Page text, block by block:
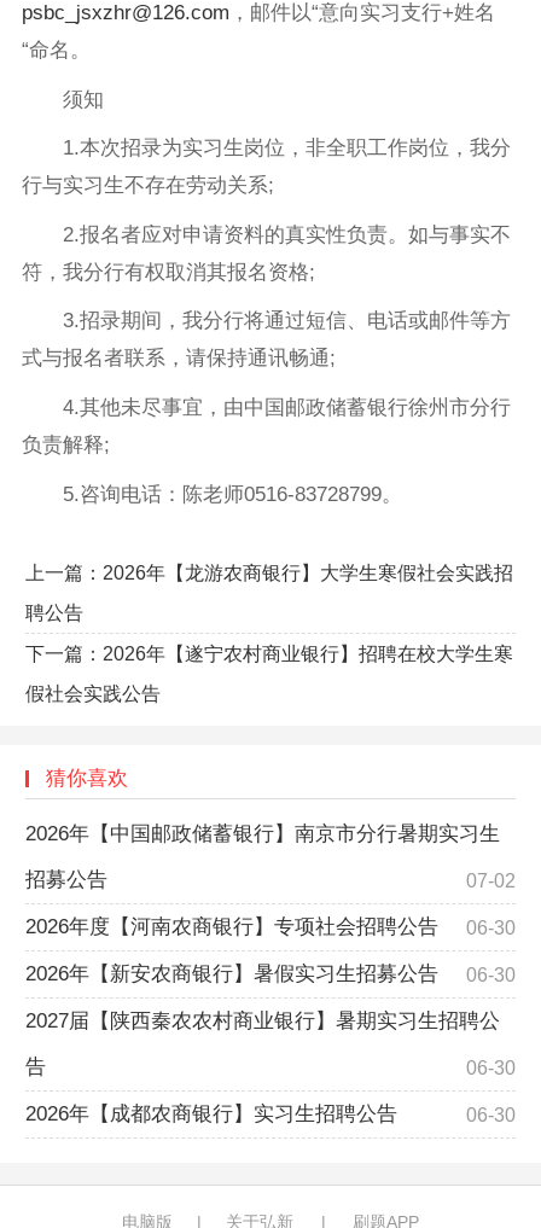
psbc_jsxzhr@126.com ，邮件以“意向实习支行+姓名
“命名。
须知
1.本次招录为实习生岗位，非全职工作岗位，我分
行与实习生不存在劳动关系;
2.报名者应对申请资料的真实性负责。如与事实不
符，我分行有权取消其报名资格;
3.招录期间，我分行将通过短信、电话或邮件等方
式与报名者联系，请保持通讯畅通;
4.其他未尽事宜，由中国邮政储蓄银行徐州市分行
负责解释;
5.咨询电话：陈老师0516-83728799。
上一篇： 2026年【龙游农商银行】大学生寒假社会实践招
聘公告
下一篇： 2026年【遂宁农村商业银行】招聘在校大学生寒
假社会实践公告
猜你喜欢
2026年【中国邮政储蓄银行】南京市分行暑期实习生
招募公告
07-02
2026年度【河南农商银行】专项社会招聘公告 06-30
2026年【新安农商银行】暑假实习生招募公告 06-30
2027届【陕西秦农农村商业银行】暑期实习生招聘公
告
06-30
2026年【成都农商银行】实习生招聘公告 06-30
电脑版 | 关于弘新 | 刷题APP